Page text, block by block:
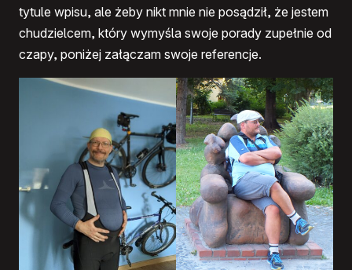
tytule wpisu, ale żeby nikt mnie nie posądził, że jestem
chudzielcem, który wymyśla swoje porady zupełnie od
czapy, poniżej załączam swoje referencje.